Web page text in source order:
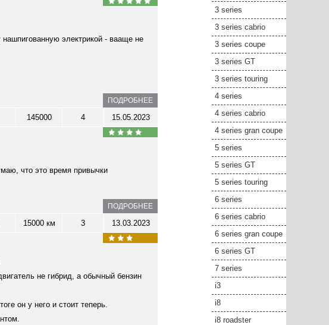
электрикой - вааще не
ПОДРОБНЕЕ
145000 4 15.05.2023
что это время привычки
ПОДРОБНЕЕ
15000 км 3 13.03.2023
не гибрид, а обычный бензин
он у него и стоит теперь.
3 series
3 series cabrio
3 series coupe
3 series GT
3 series touring
4 series
4 series cabrio
4 series gran coupe
5 series
5 series GT
5 series touring
6 series
6 series cabrio
6 series gran coupe
6 series GT
7 series
i3
i8
i8 roadster